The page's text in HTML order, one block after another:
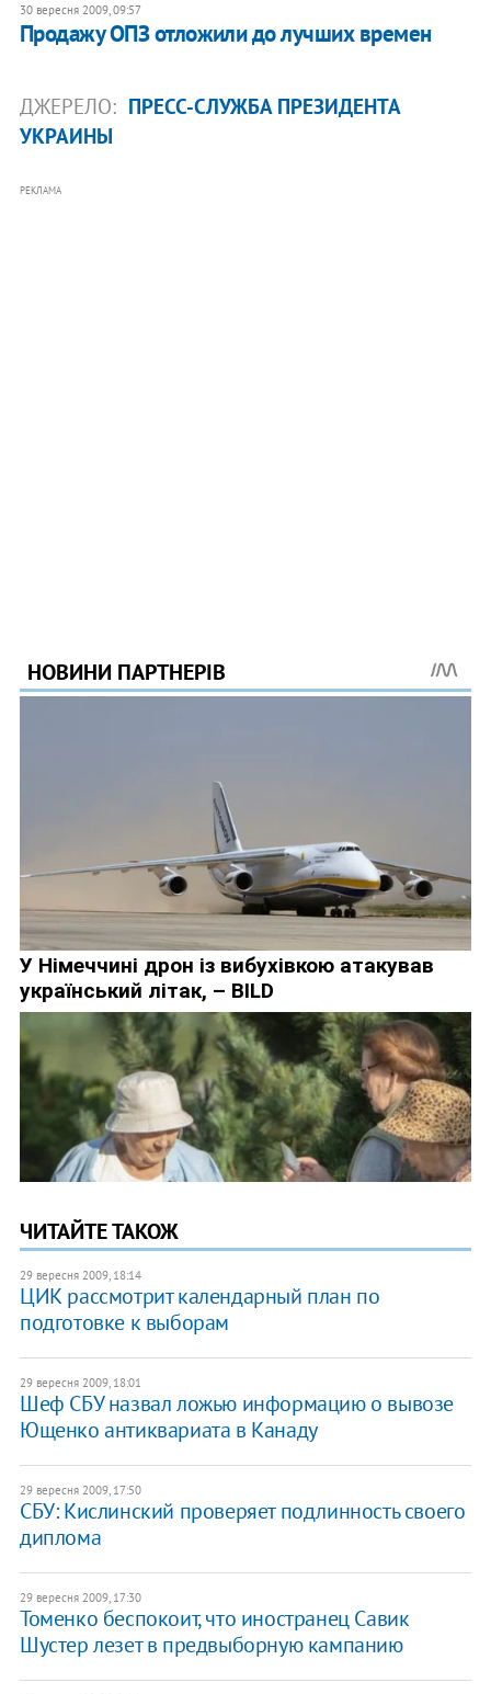
30 вересня 2009, 09:57
Продажу ОПЗ отложили до лучших времен
ДЖЕРЕЛО: ПРЕСС-СЛУЖБА ПРЕЗИДЕНТА
УКРАИНЫ
РЕКЛАМА
ЧИТАЙТЕ ТАКОЖ
29 вересня 2009, 18:14
ЦИК рассмотрит календарный план по
подготовке к выборам
29 вересня 2009, 18:01
Шеф СБУ назвал ложью информацию о вывозе
Ющенко антиквариата в Канаду
29 вересня 2009, 17:50
СБУ: Кислинский проверяет подлинность своего
диплома
29 вересня 2009, 17:30
Томенко беспокоит, что иностранец Савик
Шустер лезет в предвыборную кампанию